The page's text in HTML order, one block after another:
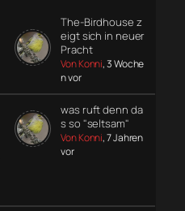
The-Birdhouse z
eigt sich in neuer
Pracht
Von Konni, 3 Woche
n vor
was ruft denn da
s so "seltsam"
Von Konni, 7 Jahren
vor